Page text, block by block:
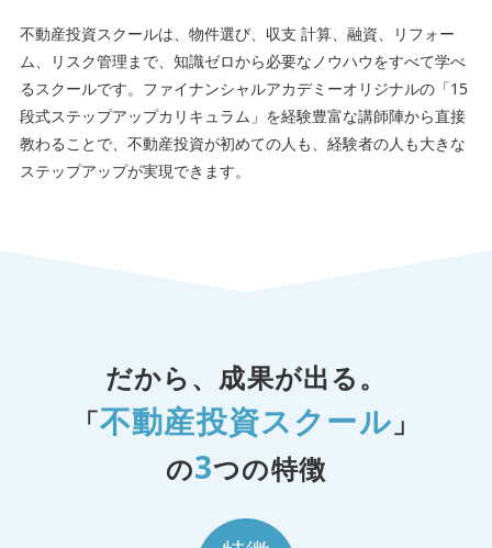
不動産投資スクールは、物件選び、収支 計算、融資、リフォー
ム、リスク管理まで、知識ゼロから必要なノウハウをすべて学べ
るスクールです。ファイナンシャルアカデミーオリジナルの「15
段式ステップアップカリキュラム」を経験豊富な講師陣から直接
教わることで、不動産投資が初めての人も、経験者の人も大きな
ステップアップが実現できます。
だから、成果が出る。
「不動産投資スクール 」
の3つの特徴